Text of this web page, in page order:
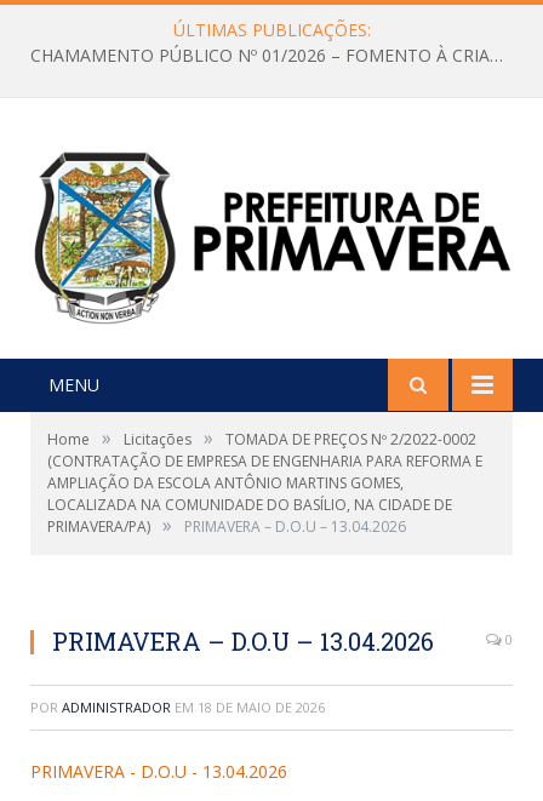
ÚLTIMAS PUBLICAÇÕES:
CHAMAMENTO PÚBLICO Nº 01/2026 – FOMENTO À CRIAÇÃO E A CIRCULAÇÃO DE PRODUÇÕES CULTURAIS – Aldir Blanc
MENU
Home » Licitações »
TOMADA DE PREÇOS Nº 2/2022-0002
(CONTRATAÇÃO DE EMPRESA DE ENGENHARIA PARA REFORMA E
AMPLIAÇÃO DA ESCOLA ANTÔNIO MARTINS GOMES,
LOCALIZADA NA COMUNIDADE DO BASÍLIO, NA CIDADE DE
PRIMAVERA/PA) » PRIMAVERA – D.O.U – 13.04.2026
PRIMAVERA – D.O.U – 13.04.2026 0
POR ADMINISTRADOR EM 18 DE MAIO DE 2026
PRIMAVERA - D.O.U - 13.04.2026